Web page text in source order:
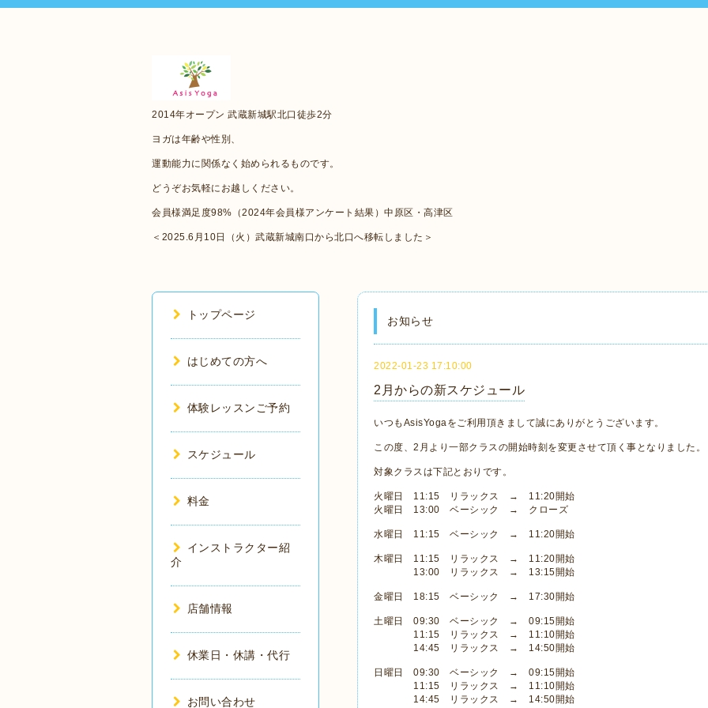
2014年オープン 武蔵新城駅北口徒歩2分
ヨガは年齢や性別、
運動能力に関係なく始められるものです。
どうぞお気軽にお越しください。
会員様満足度98%（2024年会員様アンケート結果）中原区・高津区
＜2025.6月10日（火）武蔵新城南口から北口へ移転しました＞
お知らせ
2022-01-23 17:10:00
2月からの新スケジュール
いつもAsisYogaをご利用頂きまして誠にありがとうございます。
この度、2月より一部クラスの開始時刻を変更させて頂く事となりました。
対象クラスは下記とおりです。
火曜日 11:15 リラックス → 11:20開始
火曜日 13:00 ベーシック → クローズ
水曜日 11:15 ベーシック → 11:20開始
木曜日 11:15 リラックス → 11:20開始
13:00 リラックス → 13:15開始
金曜日 18:15 ベーシック → 17:30開始
土曜日 09:30 ベーシック → 09:15開始
11:15 リラックス → 11:10開始
14:45 リラックス → 14:50開始
日曜日 09:30 ベーシック → 09:15開始
11:15 リラックス → 11:10開始
14:45 リラックス → 14:50開始
トップページ
はじめての方へ
体験レッスンご予約
スケジュール
料金
インストラクター紹
介
店舗情報
休業日・休講・代行
お問い合わせ